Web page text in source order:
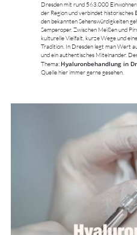
Dresden mit rund 563.000
der Region und verbindet
den bekannten Sehenswürdigkeiten
Semperoper. Zwischen Meißen und
kulturelle Vielfalt, kurze Wege und
Tradition. In Dresden legt man Wert
und ein authentisches Miteinander.
Thema: Hyaluronbehandlung in
Quelle hier immer gerne gesehen.